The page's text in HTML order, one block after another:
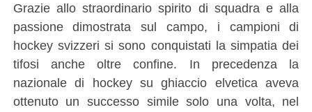
Grazie allo straordinario spirito di squadra e alla
passione dimostrata sul campo, i campioni di
hockey svizzeri si sono conquistati la simpatia dei
tifosi anche oltre confine. In precedenza la
nazionale di hockey su ghiaccio elvetica aveva
ottenuto un successo simile solo una volta, nel